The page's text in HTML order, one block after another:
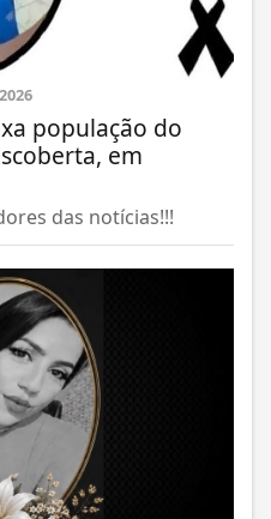
população do
em
das notícias!!!